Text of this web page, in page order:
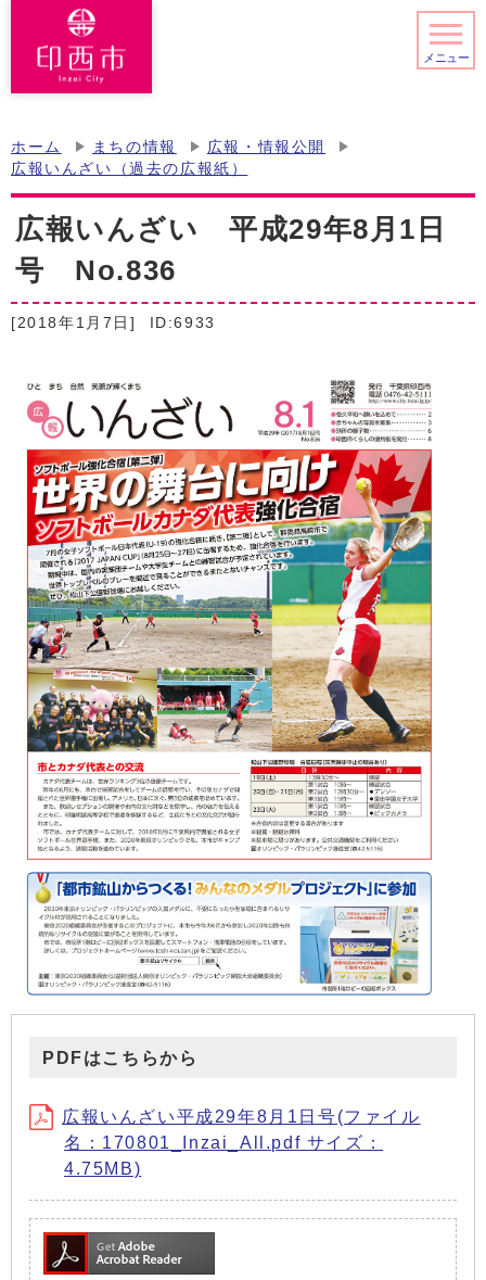
メニュー
ホーム まちの情報
広報・情報公開
広報いんざい（過去の広報紙）
広報いんざい 平成29年8月1日
号 No.836
[2018年1月7日] ID:6933
PDFはこちらから
広報いんざい平成29年8月1日号(ファイル
名：170801_Inzai_All.pdf サイズ：
4.75MB)